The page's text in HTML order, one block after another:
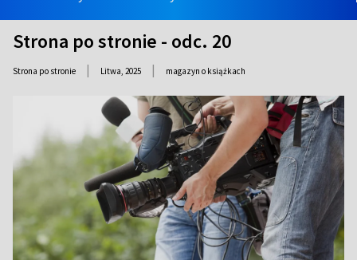
Strona po stronie - odc. 20
Strona po stronie | Litwa, 2025 | magazyn o książkach